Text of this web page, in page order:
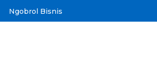
Ngobrol Bisnis